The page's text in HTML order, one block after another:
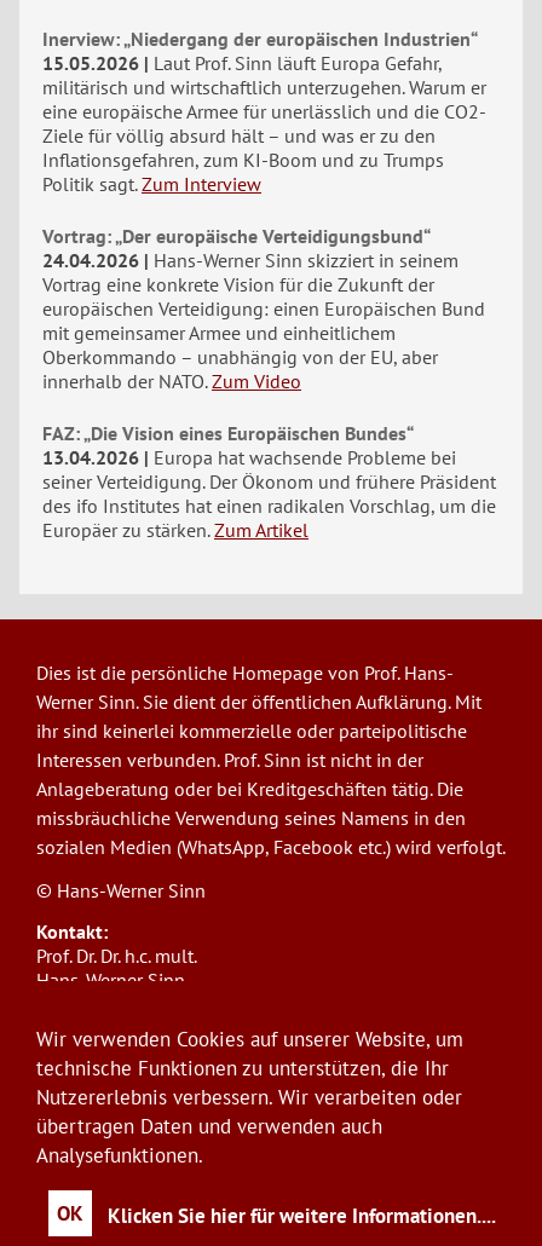
Inerview: „Niedergang der europäischen Industrien“
15.05.2026
Laut Prof. Sinn läuft Europa Gefahr,
militärisch und wirtschaftlich unterzugehen. Warum er
eine europäische Armee für unerlässlich und die CO2-
Ziele für völlig absurd hält – und was er zu den
Inflationsgefahren, zum KI-Boom und zu Trumps
Politik sagt. Zum Interview
Vortrag: „Der europäische Verteidigungsbund“
24.04.2026
Hans-Werner Sinn skizziert in seinem
Vortrag eine konkrete Vision für die Zukunft der
europäischen Verteidigung: einen Europäischen Bund
mit gemeinsamer Armee und einheitlichem
Oberkommando – unabhängig von der EU, aber
innerhalb der NATO. Zum Video
FAZ: „Die Vision eines Europäischen Bundes“
13.04.2026
Europa hat wachsende Probleme bei
seiner Verteidigung. Der Ökonom und frühere Präsident
des ifo Institutes hat einen radikalen Vorschlag, um die
Europäer zu stärken. Zum Artikel
Dies ist die persönliche Homepage von Prof. Hans-
Werner Sinn. Sie dient der öffentlichen Aufklärung. Mit
ihr sind keinerlei kommerzielle oder parteipolitische
Interessen verbunden. Prof. Sinn ist nicht in der
Anlageberatung oder bei Kreditgeschäften tätig. Die
missbräuchliche Verwendung seines Namens in den
sozialen Medien (WhatsApp, Facebook etc.) wird verfolgt.
© Hans-Werner Sinn
Kontakt:
Prof. Dr. Dr. h.c. mult.
Hans-Werner Sinn,
ifo Institut
Poschingerstr. 5, 81679 München
Telefon: +49(0)89/9224-1276
E-Mail:sinn@ifo.de
User
account
menu
Anmelden
Wir verwenden Cookies auf unserer Website, um
technische Funktionen zu unterstützen, die Ihr
Nutzererlebnis verbessern. Wir verarbeiten oder
übertragen Daten und verwenden auch
Analysefunktionen.
OK Klicken Sie hier für weitere Informationen....